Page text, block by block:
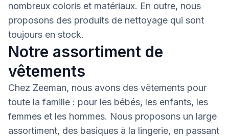
nombreux coloris et matériaux. En outre, nous
proposons des produits de nettoyage qui sont
toujours en stock.
Notre assortiment de
vêtements
Chez Zeeman, nous avons des vêtements pour
toute la famille : pour les bébés, les enfants, les
femmes et les hommes. Nous proposons un large
assortiment, des basiques à la lingerie, en passant